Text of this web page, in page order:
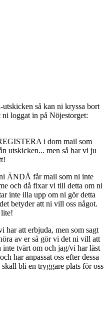
så kan ni kryssa bort
ni loggat in på Nöjestorget:
i dom mail som
utskicken... men så har vi ju
ÄNDÅ får mail som ni inte
och då fixar vi till detta om ni
inte illa upp om ni gör detta
betyder att ni vill oss något.
har att erbjuda, men som sagt
av er så gör vi det ni vill att
tvärt om och jag/vi har läst
har anpassat oss efter dessa
bli en tryggare plats för oss